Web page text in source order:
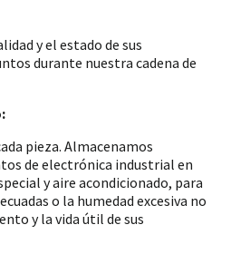
y el estado de sus
durante nuestra cadena de
pieza. Almacenamos
de electrónica industrial en
y aire acondicionado, para
o la humedad excesiva no
y la vida útil de sus